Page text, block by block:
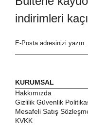
indirimleri
KURUMSAL
Hakkımızda
Gizlilik Güvenlik
Mesafeli Satış
KVKK